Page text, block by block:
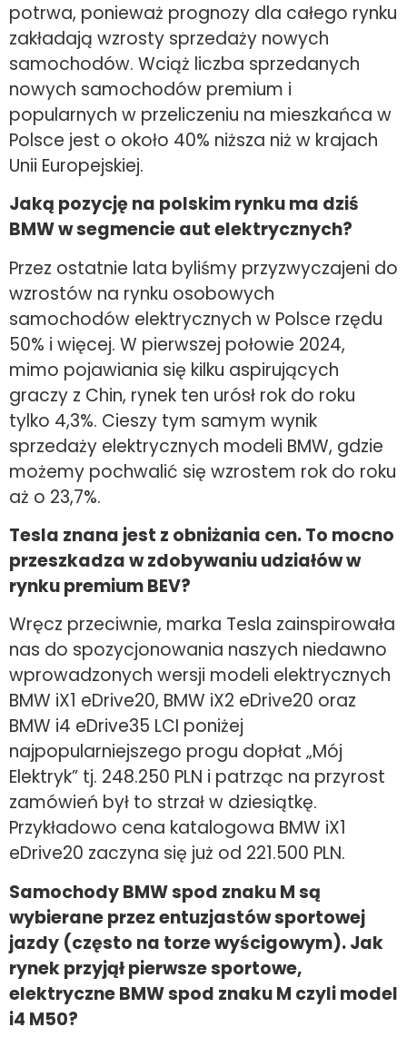
potrwa, ponieważ prognozy dla całego rynku
zakładają wzrosty sprzedaży nowych
samochodów. Wciąż liczba sprzedanych
nowych samochodów premium i
popularnych w przeliczeniu na mieszkańca w
Polsce jest o około 40% niższa niż w krajach
Unii Europejskiej.
Jaką pozycję na polskim rynku ma dziś
BMW w segmencie aut elektrycznych?
Przez ostatnie lata byliśmy przyzwyczajeni do
wzrostów na rynku osobowych
samochodów elektrycznych w Polsce rzędu
50% i więcej. W pierwszej połowie 2024,
mimo pojawiania się kilku aspirujących
graczy z Chin, rynek ten urósł rok do roku
tylko 4,3%. Cieszy tym samym wynik
sprzedaży elektrycznych modeli BMW, gdzie
możemy pochwalić się wzrostem rok do roku
aż o 23,7%.
Tesla znana jest z obniżania cen. To mocno
przeszkadza w zdobywaniu udziałów w
rynku premium BEV?
Wręcz przeciwnie, marka Tesla zainspirowała
nas do spozycjonowania naszych niedawno
wprowadzonych wersji modeli elektrycznych
BMW iX1 eDrive20, BMW iX2 eDrive20 oraz
BMW i4 eDrive35 LCI poniżej
najpopularniejszego progu dopłat „Mój
Elektryk” tj. 248.250 PLN i patrząc na przyrost
zamówień był to strzał w dziesiątkę.
Przykładowo cena katalogowa BMW iX1
eDrive20 zaczyna się już od 221.500 PLN.
Samochody BMW spod znaku M są
wybierane przez entuzjastów sportowej
jazdy (często na torze wyścigowym). Jak
rynek przyjął pierwsze sportowe,
elektryczne BMW spod znaku M czyli model
i4 M50?